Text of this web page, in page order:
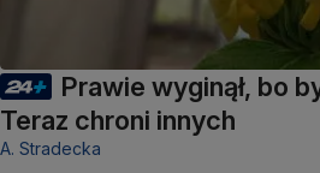
Prawie wyginął, bo
Teraz chroni innych
A. Stradecka